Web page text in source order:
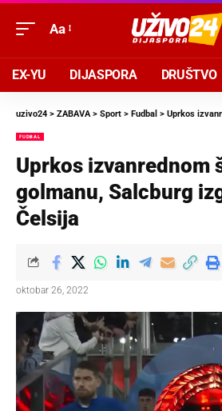
Aa
EX-YU DIJASPORA DRUŠTVO
uzivo24 > ZABAVA> Sport > Fudbal > Uprkos izvanrednom
FUDBAL
Uprkos izvanrednom
golmanu, Salcburg
Čelsija
oktobar 26, 2022